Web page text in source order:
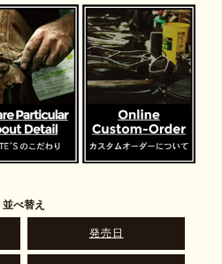
並べ替え
発売日